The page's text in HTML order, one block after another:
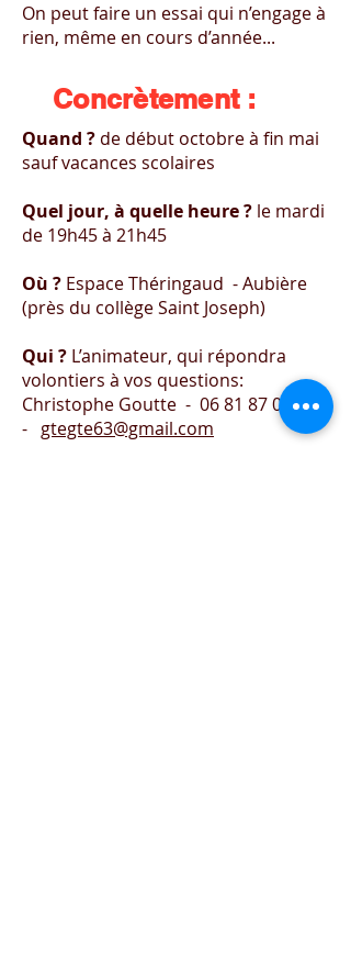
On peut faire un essai qui n’engage à
rien, même en cours d’année...
Concrètement :
Quand ? de début octobre à fin mai
sauf vacances scolaires
Quel jour, à quelle heure ? le mardi
de 19h45 à 21h45
Où ? Espace Théringaud - Aubière
(près du collège Saint Joseph)
Qui ? L’animateur, qui répondra
volontiers à vos questions:
Christophe Goutte - 06 81 87 05 83
- gtegte63@gmail.com